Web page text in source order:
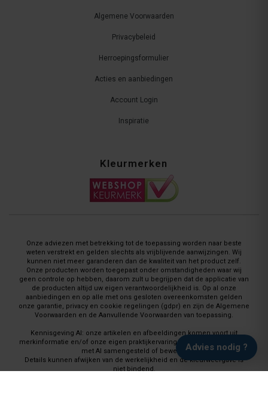
Advies nodig ?
Algemene Voorwaarden
Privacybeleid
Herroepingsformulier
Acties en aanbiedingen
Account Login
Inspiratie
Kleurmerken
Onze adviezen met betrekking tot de toepassing worden naar beste
weten verstrekt en gelden slechts als vrijblijvende aanwijzingen. Wij
kunnen niet meer garanderen dan de kwaliteit van het product zelf.
Onze producten worden toegepast onder omstandigheden waar wij
geen controle op hebben, daarom zult u begrijpen dat de applicatie van
de producten altijd uw eigen verantwoordelijkheid is. Op al onze
aanbiedingen en op alle met ons gesloten overeenkomsten gelden
onze garantie, privacy en cookie regelingen (gdpr) en zijn de Algemene
Voorwaarden en de Aanvullende Voorwaarden van toepassing.
Kennisgeving AI: onze artikelen en afbeeldingen komen voort uit
merkinformatie en/of onze eigen praktijkervaring en worden waar nodig
met AI samengesteld of bewerkt.
Details kunnen afwijken van de werkelijkheid en de kleurweergave is
niet bindend.